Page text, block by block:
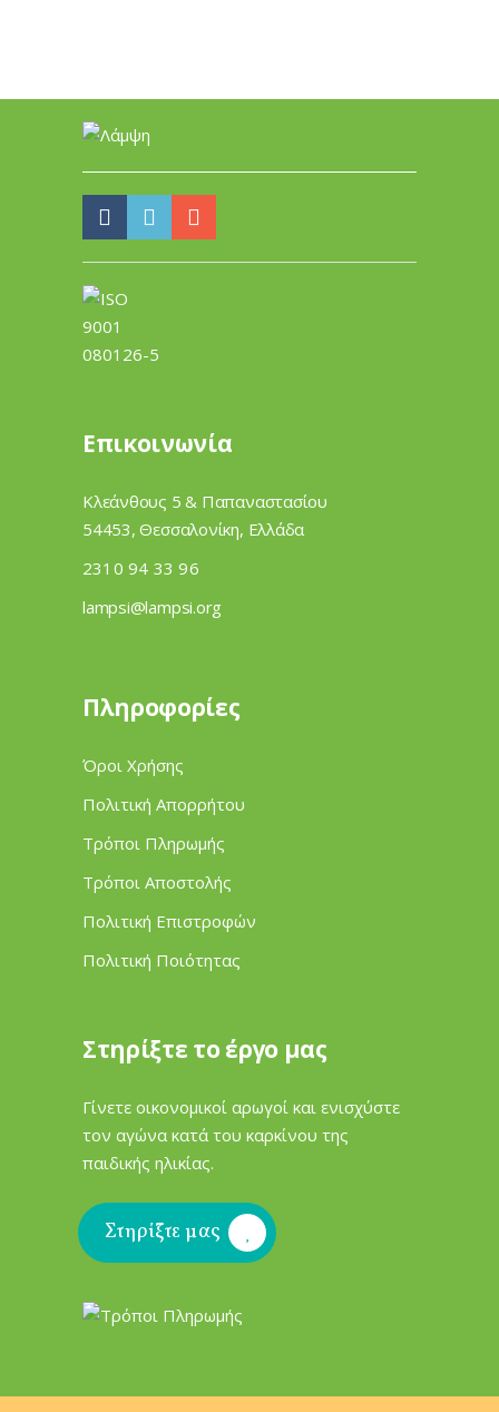
Επικοινωνία
Κλεάνθους 5 & Παπαναστασίου
54453, Θεσσαλονίκη, Ελλάδα
2310 94 33 96
lampsi@lampsi.org
Πληροφορίες
Όροι Χρήσης
Πολιτική Απορρήτου
Τρόποι Πληρωμής
Τρόποι Αποστολής
Πολιτική Επιστροφών
Πολιτική Ποιότητας
Στηρίξτε το έργο μας
Γίνετε οικονομικοί αρωγοί και ενισχύστε
τον αγώνα κατά του καρκίνου της
παιδικής ηλικίας.
Στηρίξτε μας